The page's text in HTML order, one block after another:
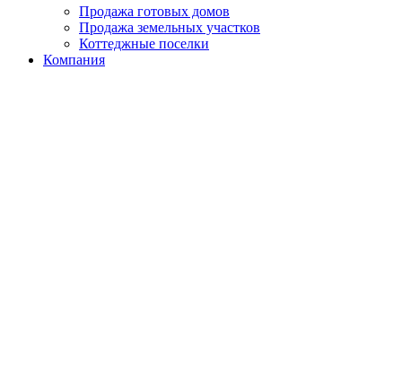
Продажа готовых домов
Продажа земельных участков
Коттеджные поселки
Компания